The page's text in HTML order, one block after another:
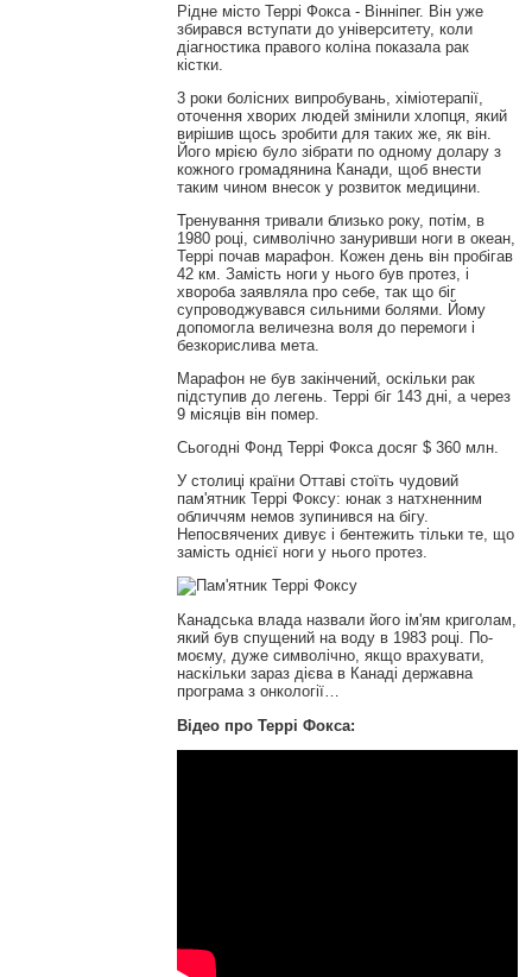
Рідне місто Террі Фокса - Вінніпег. Він уже
збирався вступати до університету, коли
діагностика правого коліна показала рак
кістки.
3 роки болісних випробувань, хіміотерапії,
оточення хворих людей змінили хлопця, який
вирішив щось зробити для таких же, як він.
Його мрією було зібрати по одному долару з
кожного громадянина Канади, щоб внести
таким чином внесок у розвиток медицини.
Тренування тривали близько року, потім, в
1980 році, символічно зануривши ноги в океан,
Террі почав марафон. Кожен день він пробігав
42 км. Замість ноги у нього був протез, і
хвороба заявляла про себе, так що біг
супроводжувався сильними болями. Йому
допомогла величезна воля до перемоги і
безкорислива мета.
Марафон не був закінчений, оскільки рак
підступив до легень. Террі біг 143 дні, а через
9 місяців він помер.
Сьогодні Фонд Террі Фокса досяг $ 360 млн.
У столиці країни Оттаві стоїть чудовий
пам'ятник Террі Фоксу: юнак з натхненним
обличчям немов зупинився на бігу.
Непосвячених дивує і бентежить тільки те, що
замість однієї ноги у нього протез.
Канадська влада назвали його ім'ям криголам,
який був спущений на воду в 1983 році. По-
моєму, дуже символічно, якщо врахувати,
наскільки зараз дієва в Канаді державна
програма з онкології…
Відео про Террі Фокса: